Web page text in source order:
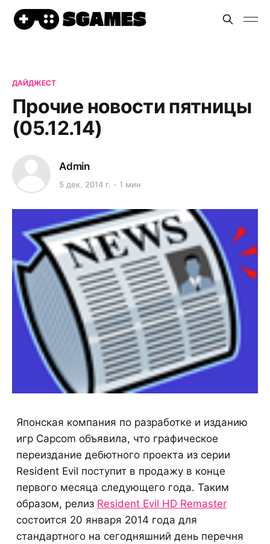
ДАЙДЖЕСТ
Прочие новости пятницы
(05.12.14)
Admin
5 дек. 2014 г. 1 мин
Японская компания по разработке и изданию
игр Capcom объявила, что графическое
переиздание дебютного проекта из серии
Resident Evil поступит в продажу в конце
первого месяца следующего года. Таким
образом, релиз Resident Evil HD Remaster
состоится 20 января 2014 года для
стандартного на сегодняшний день перечня